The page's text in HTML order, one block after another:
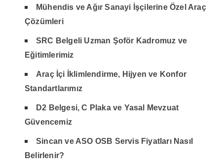
Mühendis ve Ağır Sanayi İşçilerine Özel Araç
Çözümleri
SRC Belgeli Uzman Şoför Kadromuz ve
Eğitimlerimiz
Araç İçi İklimlendirme, Hijyen ve Konfor
Standartlarımız
D2 Belgesi, C Plaka ve Yasal Mevzuat
Güvencemiz
Sincan ve ASO OSB Servis Fiyatları Nasıl
Belirlenir?